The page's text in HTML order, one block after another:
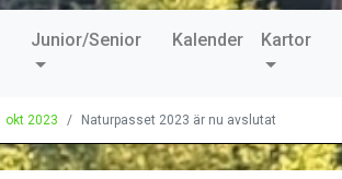
Junior/Senior Kalender Kartor
okt 2023 Naturpasset 2023 är nu avslutat